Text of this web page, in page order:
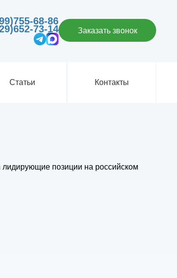
68-86
73-14 Заказать звонок
Статьи Контакты
позиции на российском